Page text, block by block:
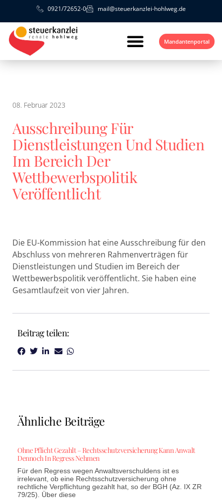
0921/72652-0 mail@steuerkanzlei-hohlweg.de
Mandantenportal
08. Februar 2023
Ausschreibung Für
Dienstleistungen Und Studien
Im Bereich Der
Wettbewerbspolitik
Veröffentlicht
Die EU-Kommission hat eine Ausschreibung für den
Abschluss von mehreren Rahmenverträgen für
Dienstleistungen und Studien im Bereich der
Wettbewerbspolitik veröffentlicht. Sie haben eine
Gesamtlaufzeit von vier Jahren.
Beitrag teilen:
Ähnliche Beiträge
Ohne Pflicht Gezahlt – Rechtsschutzversicherung Kann Anwalt
Dennoch In Regress Nehmen
Für den Regress wegen Anwaltsverschuldens ist es
irrelevant, ob eine Rechtsschutzversicherung ohne
rechtliche Verpflichtung gezahlt hat, so der BGH (Az. IX ZR
79/25). Über diese